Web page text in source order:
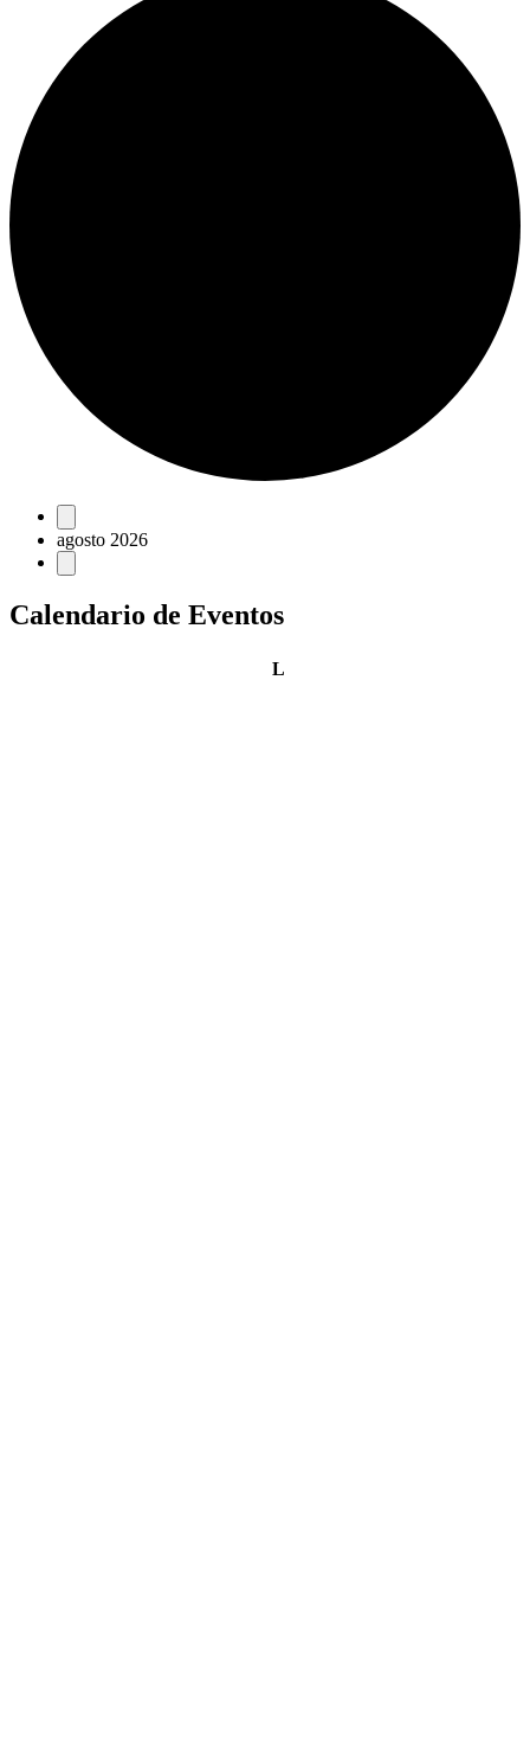
Eventos
agosto 2026
Calendario de Eventos
Llunes